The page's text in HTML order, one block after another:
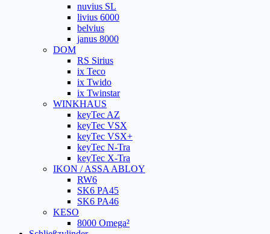
nuvius SL
livius 6000
belvius
janus 8000
DOM
RS Sirius
ix Teco
ix Twido
ix Twinstar
WINKHAUS
keyTec AZ
keyTec VSX
keyTec VSX+
keyTec N-Tra
keyTec X-Tra
IKON / ASSA ABLOY
RW6
SK6 PA45
SK6 PA46
KESO
8000 Omega²